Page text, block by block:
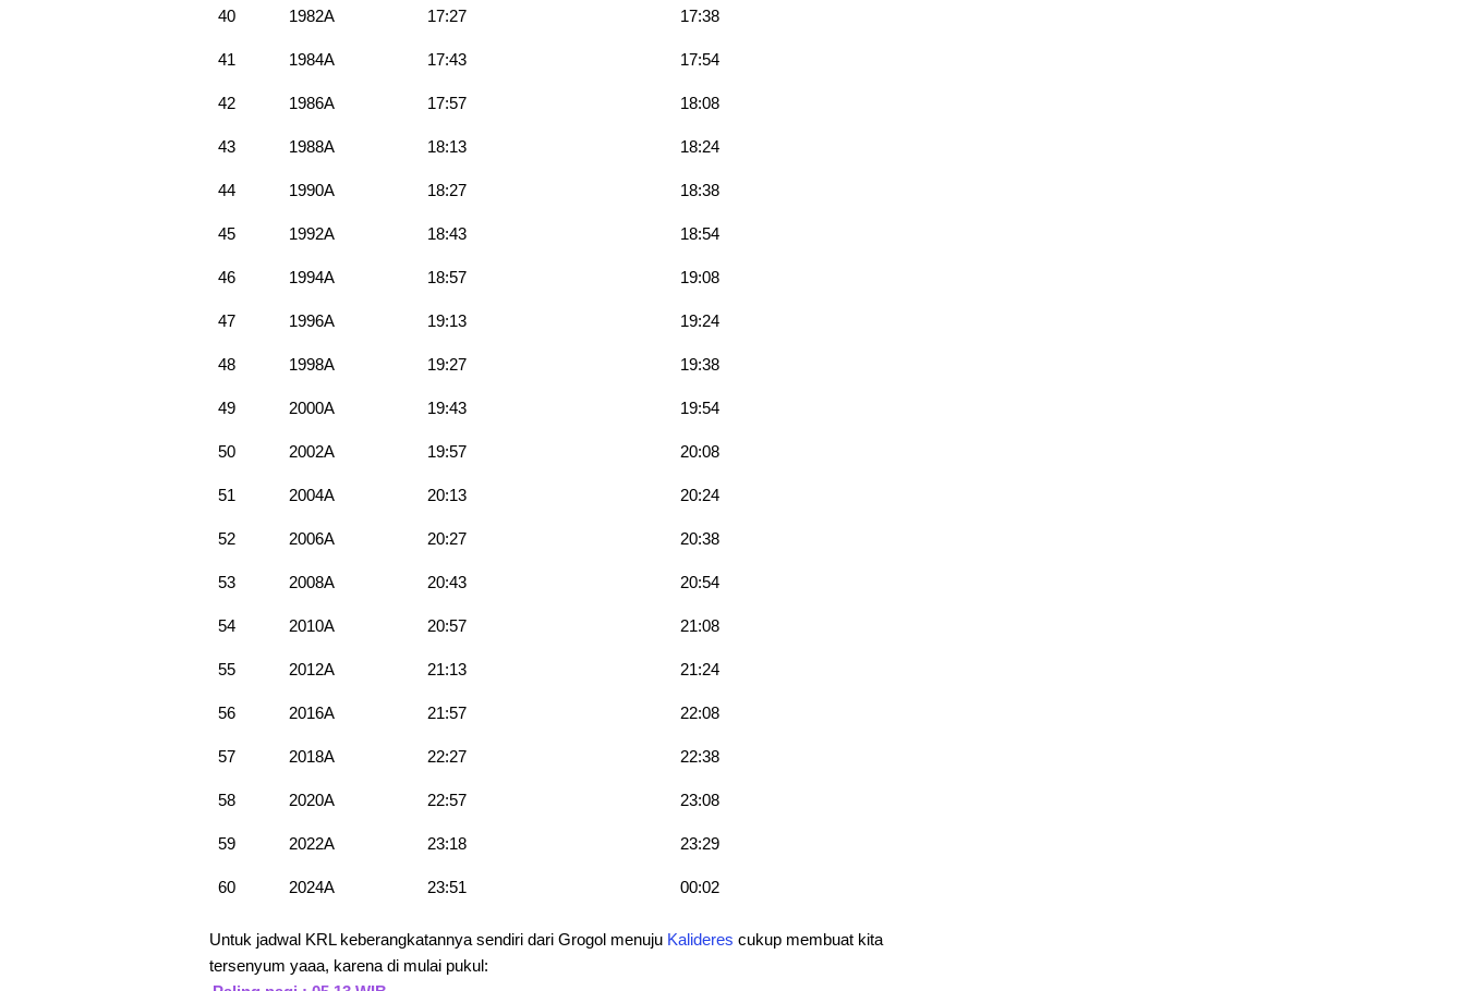
40 1982A 17:27 17:38
41 1984A 17:43 17:54
42 1986A 17:57 18:08
43 1988A 18:13 18:24
44 1990A 18:27 18:38
45 1992A 18:43 18:54
46 1994A 18:57 19:08
47 1996A 19:13 19:24
48 1998A 19:27 19:38
49 2000A 19:43 19:54
50 2002A 19:57 20:08
51 2004A 20:13 20:24
52 2006A 20:27 20:38
53 2008A 20:43 20:54
54 2010A 20:57 21:08
55 2012A 21:13 21:24
56 2016A 21:57 22:08
57 2018A 22:27 22:38
58 2020A 22:57 23:08
59 2022A 23:18 23:29
60 2024A 23:51 00:02
Untuk jadwal KRL keberangkatannya sendiri dari Grogol menuju Kalideres cukup membuat kita
tersenyum yaaa, karena di mulai pukul: